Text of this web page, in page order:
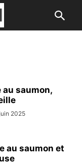
saumon,
2025
au saumon et